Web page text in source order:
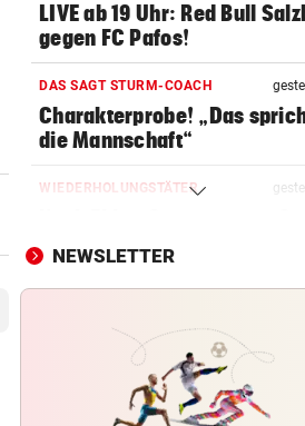
LIVE ab 19 Uhr: Red Bull
gegen FC Pafos!
DAS SAGT STURM-COACH
Charakterprobe! „Das
die Mannschaft“
WIEDERHOLUNGSTÄTER
Eto‘o aufgehoben
CHAMPIONS-LEAGUE-QUALI
Istanbul ohne Chance
FRÜCHTL „NEUER ZWEIER“
NEWSLETTER